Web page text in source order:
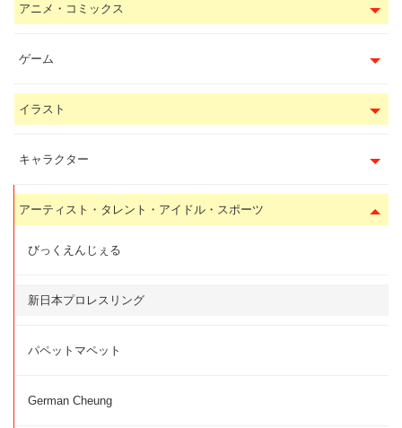
アニメ・コミックス
ゲーム
イラスト
キャラクター
アーティスト・タレント・アイドル・スポーツ
びっくえんじぇる
新日本プロレスリング
パペットマペット
German Cheung